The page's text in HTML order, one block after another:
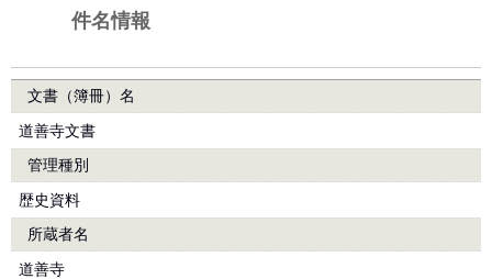
件名情報
文書（簿冊）名
道善寺文書
管理種別
歴史資料
所蔵者名
道善寺